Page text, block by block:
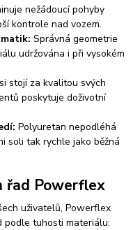
nežádoucí pohyby
kontrole nad vozem.
Správná geometrie
udržována i při vysokém
stojí za kvalitou svých
poskytuje doživotní
Polyuretan nepodléhá
soli tak rychle jako běžná
řad Powerflex
uživatelů, Powerflex
podle tuhosti materiálu: